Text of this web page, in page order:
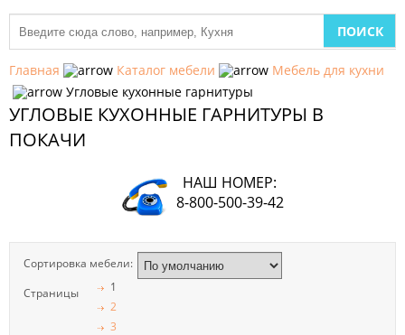
Главная Каталог мебели
Мебель для кухни
Угловые кухонные гарнитуры
УГЛОВЫЕ КУХОННЫЕ ГАРНИТУРЫ В
ПОКАЧИ
НАШ НОМЕР:
8-800-500-39-42
Сортировка мебели:
Страницы
1
2
3
МЕБЕЛЬ
КУХНИ
ДЕТСКАЯ
МЕБЕЛЬ
МЕБЕЛЬ
ДЛЯ
СПАЛЬНИ